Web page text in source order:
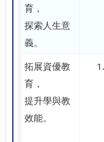
育，
探索人生意
義。
拓展資優教
育，
提升學與教
效能。